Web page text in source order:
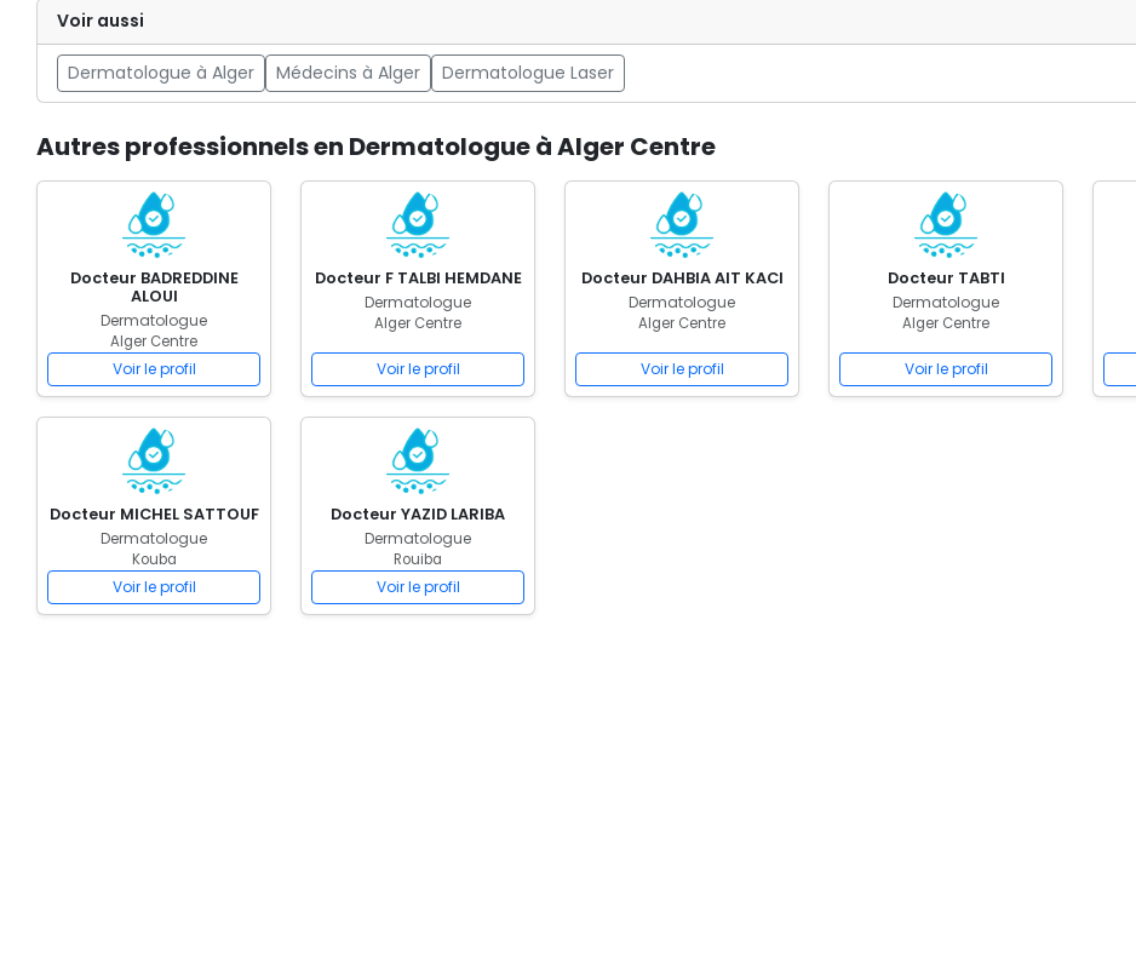
Voir aussi
Dermatologue à Alger Médecins à Alger Dermatologue Laser
Autres professionnels en Dermatologue à Alger Centre
Docteur BADREDDINE
ALOUI
Dermatologue
Alger Centre
Voir le profil
Docteur F TALBI HEMDANE
Dermatologue
Alger Centre
Voir le profil
Docteur DAHBIA AIT KACI
Dermatologue
Alger Centre
Voir le profil
Docteur TABTI
Dermatologue
Alger Centre
Voir le profil
Docteur MICHEL SATTOUF
Dermatologue
Kouba
Voir le profil
Docteur YAZID LARIBA
Dermatologue
Rouiba
Voir le profil